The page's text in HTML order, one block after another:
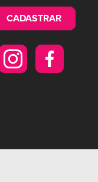
CADASTRAR